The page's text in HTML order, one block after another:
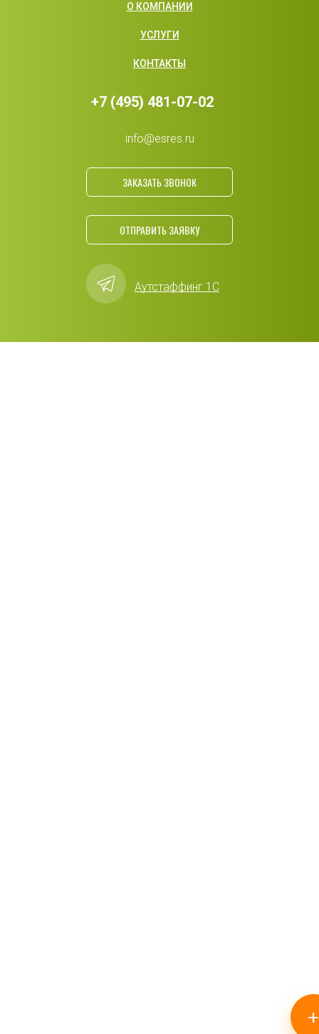
+
Аутстаффинг 1С
ОТПРАВИТЬ ЗАЯВКУ
ЗАКАЗАТЬ ЗВОНОК
+7 (495) 481-07-02
info@esres.ru
О КОМПАНИИ
УСЛУГИ
КОНТАКТЫ